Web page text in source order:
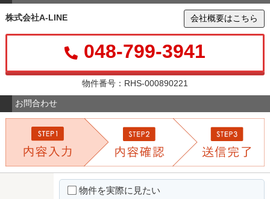
株式会社A-LINE 会社概要はこちら
048-799-3941
物件番号：RHS-000890221
お問合わせ
物件を実際に見たい